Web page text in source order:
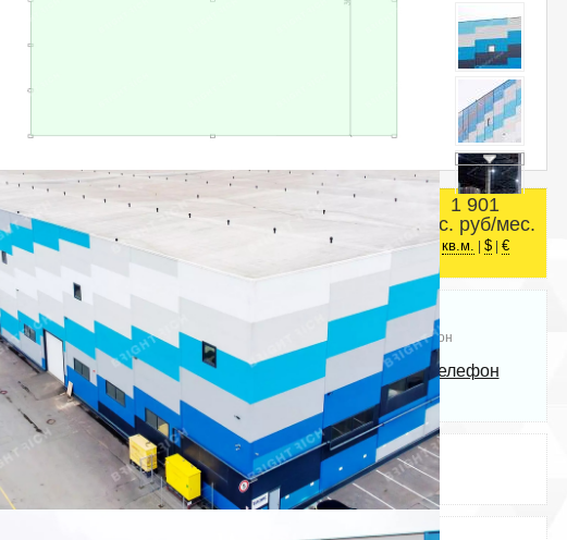
Выборгский район
Площадь
1 901
тыс. руб/мес.
кв.м. $| €
Bright Rich | CORFAC
International
Телефон
Показать телефон
Электричество: есть
Канализация: есть
Состояние ремонта: Отличное
Этажей всего: 1